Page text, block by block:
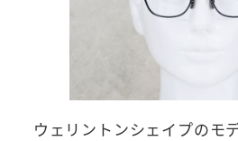
ウェリントンシェイプのモ